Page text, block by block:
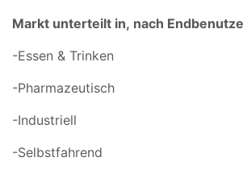
Markt unterteilt in, nach
-Essen & Trinken
-Pharmazeutisch
-Industriell
-Selbstfahrend